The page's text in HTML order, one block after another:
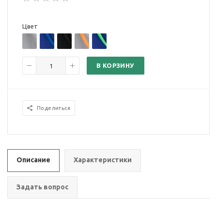
Цвет
В КОРЗИНУ
Поделиться
Описание Характеристики
Задать вопрос